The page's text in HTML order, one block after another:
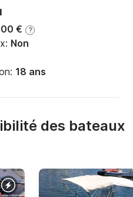
€ ?
Non
18 ans
des bateaux